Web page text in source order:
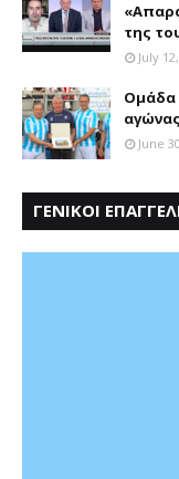
της
July
Ομάδα
June
ΓΕΝΙΚΟΙ